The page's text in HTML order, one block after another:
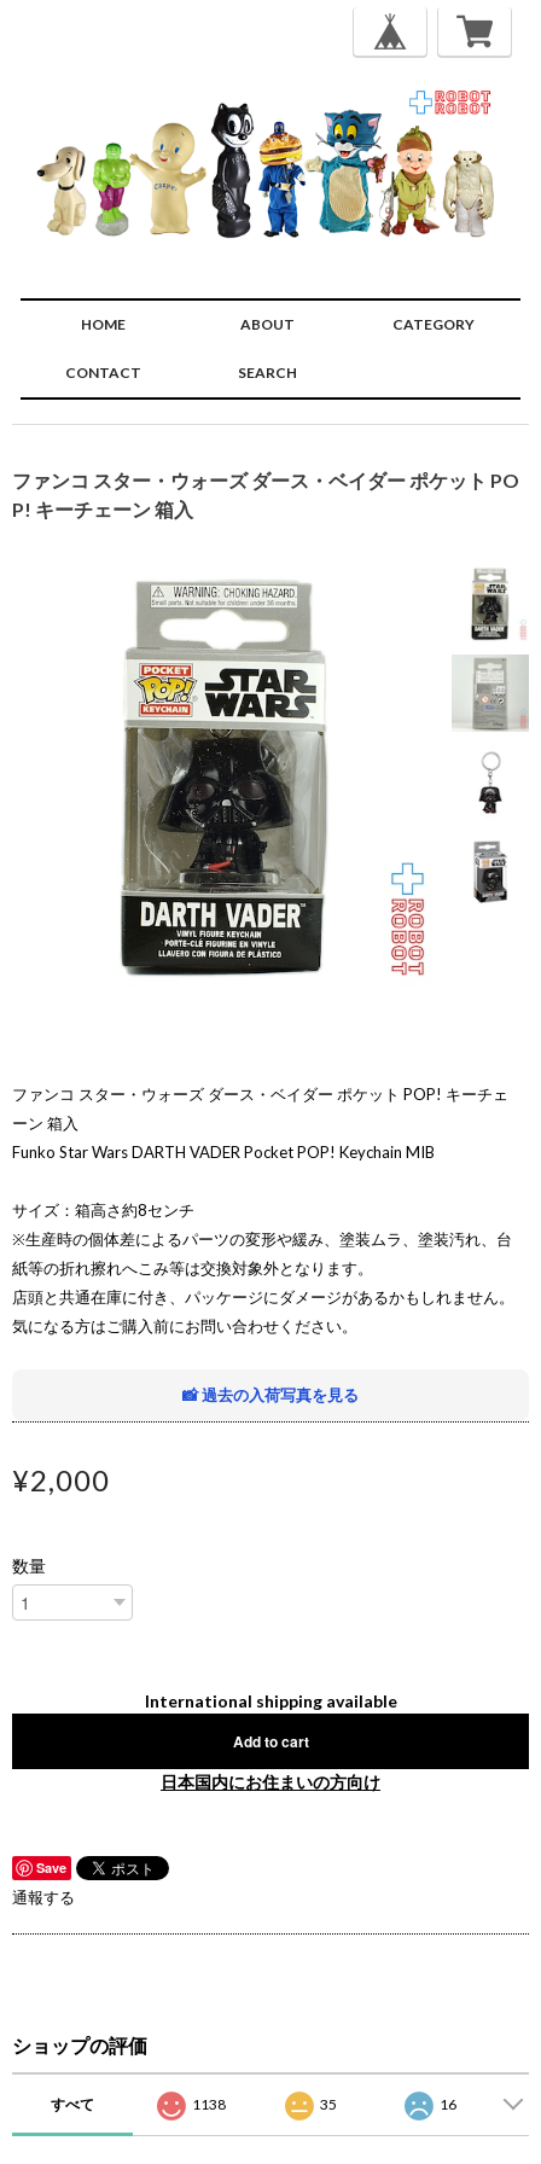
HOME ABOUT CATEGORY
CONTACT SEARCH
ファンコ スター・ウォーズ ダース・ベイダー ポケット PO
P! キーチェーン 箱入
ファンコ スター・ウォーズ ダース・ベイダー ポケット POP! キーチェ
ーン 箱入
Funko Star Wars DARTH VADER Pocket POP! Keychain MIB
サイズ：箱高さ約8センチ
※生産時の個体差によるパーツの変形や緩み、塗装ムラ、塗装汚れ、台
紙等の折れ擦れへこみ等は交換対象外となります。
店頭と共通在庫に付き、パッケージにダメージがあるかもしれません。
気になる方はご購入前にお問い合わせください。
📸 過去の入荷写真を見る
¥2,000
数量
International shipping available
Add to cart
日本国内にお住まいの方向け
Save
通報する
ショップの評価
すべて 1138 35 16